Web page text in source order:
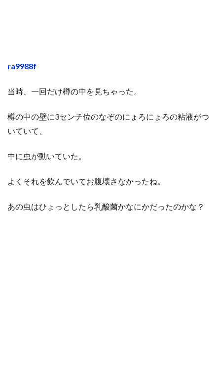
ra9988f
当時、一回だけ樽の中を見ちゃった。
樽の中の壁に3センチ位のなぞのにょろにょろの粘液がつ
いていて、
中に虫が動いていた。
よくそれを飲んでいてお腹壊さなかったね。
あの虫はひょっとしたら乳酸菌かなにかだったのかな？